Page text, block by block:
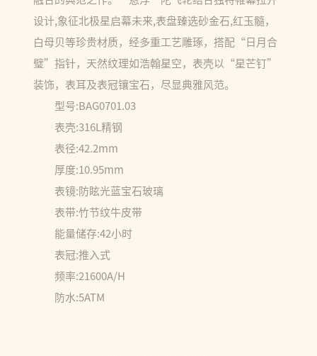
设计,象征北极星启幕未来,表盘臻选砂金石,红玉髓，
白母贝等珍贵材质，经多重工艺雕琢，搭配“日月合
璧”指针，天然纹理如浩翰星空，表壳以“星芒钉”
装饰，表耳及表冠镶宝石，尽显典雅风范。
型号:BAG0701.03
表壳:316L精钢
表径:42.2mm
厚度:10.95mm
表镜:防眩光蓝宝石玻璃
表带:竹节纹牛皮带
能量储存:42小时
表冠:推入式
频率:21600A/H
防水:5ATM